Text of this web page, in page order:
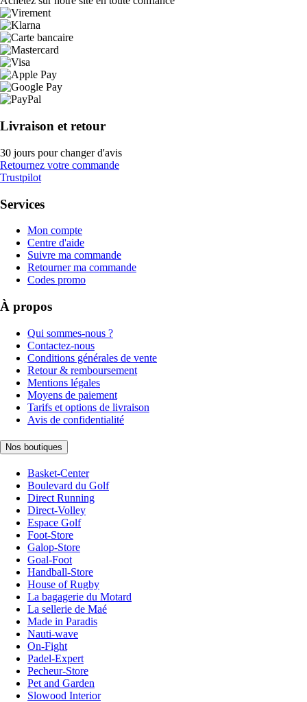
Livraison et retour
30 jours pour changer d'avis
Retournez votre commande
Trustpilot
Services
Mon compte
Centre d'aide
Suivre ma commande
Retourner ma commande
Codes promo
À propos
Qui sommes-nous ?
Contactez-nous
Conditions générales de vente
Retour & remboursement
Mentions légales
Moyens de paiement
Tarifs et options de livraison
Avis de confidentialité
Nos boutiques
Basket-Center
Boulevard du Golf
Direct Running
Direct-Volley
Espace Golf
Foot-Store
Galop-Store
Goal-Foot
Handball-Store
House of Rugby
La bagagerie du Motard
La sellerie de Maé
Made in Paradis
Nauti-wave
On-Fight
Padel-Expert
Pecheur-Store
Pet and Garden
Slowood Interior